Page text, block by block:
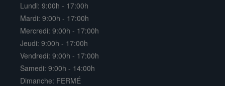
2015
CADILLACSRX LUXURY AWD
193,900 Km
Noir
VUS
Lundi: 9:00h - 17:00h
Mardi: 9:00h - 17:00h
Mercredi: 9:00h - 17:00h
Jeudi: 9:00h - 17:00h
Vendredi: 9:00h - 17:00h
Samedi: 9:00h - 14:00h
Dimanche: FERMÉ